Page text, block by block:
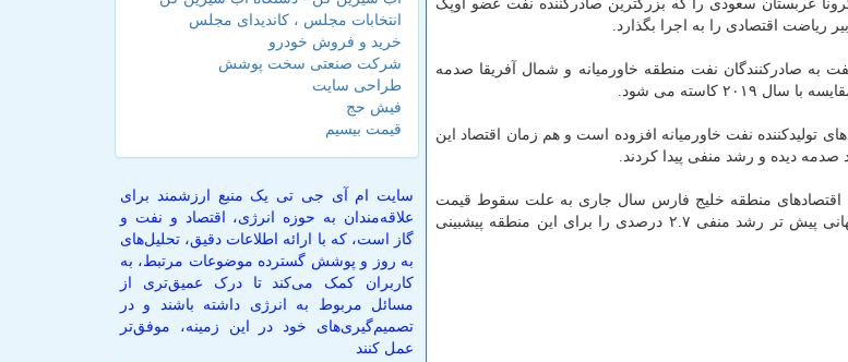
عربستان سعودی را که بزرگترین صادرکننده نفت عضو اوپک
ریاضت اقتصادی را به اجرا بگذارد.
به صادرکنندگان نفت منطقه خاورمیانه و شمال آفریقا صدمه
تولیدکننده نفت خاورمیانه افزوده است و هم زمان اقتصاد این
صدمه دیده و رشد منفی پیدا کردند.
اقتصادهای منطقه خلیج فارس سال جاری به علت سقوط قیمت
نفت مجموعا ۷.۶ درصد رشد منفی خواهند داشت در حالیکه این وام دهنده جهانی پیش تر رشد منفی ۲.۷ درصدی را برای این منطقه پیشبینی
انتخابات مجلس ، کاندیدای مجلس
خرید و فروش خودرو
شرکت صنعتی سخت پوشش
طراحی سایت
فیش حج
قیمت بیسیم
سایت ام آی جی تی یک منبع ارزشمند برای
علاقه‌مندان به حوزه انرژی، اقتصاد و نفت و
گاز است، که با ارائه اطلاعات دقیق، تحلیل‌های
به روز و پوشش گسترده موضوعات مرتبط، به
کاربران کمک می‌کند تا درک عمیق‌تری از
مسائل مربوط به انرژی داشته باشند و در
تصمیم‌گیری‌های خود در این زمینه، موفق‌تر
عمل کنند